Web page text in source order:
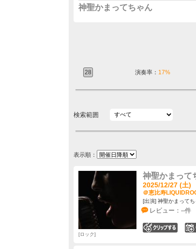
神聖かまってちゃん
28 演奏率： 17%
検索範囲
表示順：
神聖かまって
2025/12/27 (土
＠恵比寿
[出演] 神聖かまってち
レビュー：--件
ロック